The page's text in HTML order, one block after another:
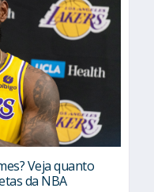
Veja quanto
da NBA